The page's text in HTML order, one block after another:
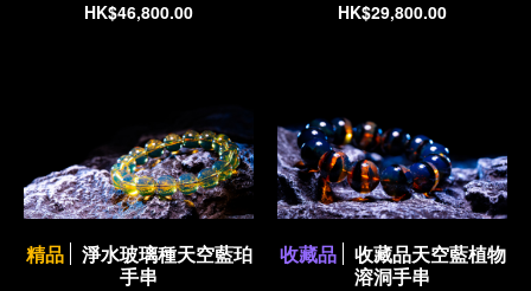
HK$46,800.00 HK$29,800.00
精品
淨水玻璃種天空藍珀
手串
收藏品
收藏品天空藍植物
溶洞手串